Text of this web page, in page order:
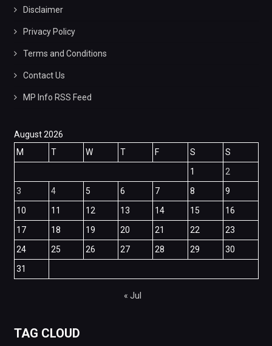
Disclaimer
Privacy Policy
Terms and Conditions
Contact Us
MP Info RSS Feed
August 2026
M
T W T F S
S
1
2
3
4 5 6 7 8
9
10
11 12 13 14 15
16
17
18 19 20 21 22
23
24
25 26 27 28 29
30
31
« Jul
TAG CLOUD